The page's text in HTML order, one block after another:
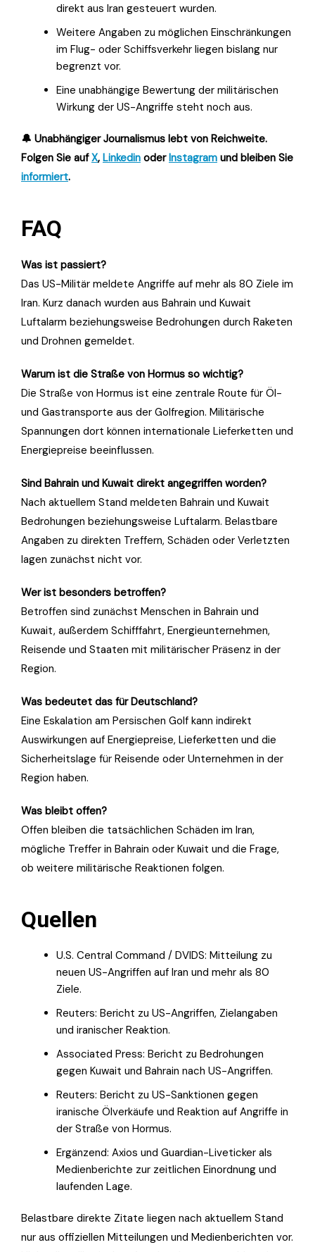
direkt aus Iran gesteuert wurden.
Weitere Angaben zu möglichen Einschränkungen
im Flug- oder Schiffsverkehr liegen bislang nur
begrenzt vor.
Eine unabhängige Bewertung der militärischen
Wirkung der US-Angriffe steht noch aus.
🔔 Unabhängiger Journalismus lebt von Reichweite.
Folgen Sie aufX, Linkedin oderInstagram und bleiben Sie
informiert.
FAQ
Was ist passiert?
Das US-Militär meldete Angriffe auf mehr als 80 Ziele im
Iran. Kurz danach wurden aus Bahrain und Kuwait
Luftalarm beziehungsweise Bedrohungen durch Raketen
und Drohnen gemeldet.
Warum ist die Straße von Hormus so wichtig?
Die Straße von Hormus ist eine zentrale Route für Öl-
und Gastransporte aus der Golfregion. Militärische
Spannungen dort können internationale Lieferketten und
Energiepreise beeinflussen.
Sind Bahrain und Kuwait direkt angegriffen worden?
Nach aktuellem Stand meldeten Bahrain und Kuwait
Bedrohungen beziehungsweise Luftalarm. Belastbare
Angaben zu direkten Treffern, Schäden oder Verletzten
lagen zunächst nicht vor.
Wer ist besonders betroffen?
Betroffen sind zunächst Menschen in Bahrain und
Kuwait, außerdem Schifffahrt, Energieunternehmen,
Reisende und Staaten mit militärischer Präsenz in der
Region.
Was bedeutet das für Deutschland?
Eine Eskalation am Persischen Golf kann indirekt
Auswirkungen auf Energiepreise, Lieferketten und die
Sicherheitslage für Reisende oder Unternehmen in der
Region haben.
Was bleibt offen?
Offen bleiben die tatsächlichen Schäden im Iran,
mögliche Treffer in Bahrain oder Kuwait und die Frage,
ob weitere militärische Reaktionen folgen.
Quellen
U.S. Central Command / DVIDS: Mitteilung zu
neuen US-Angriffen auf Iran und mehr als 80
Ziele.
Reuters: Bericht zu US-Angriffen, Zielangaben
und iranischer Reaktion.
Associated Press: Bericht zu Bedrohungen
gegen Kuwait und Bahrain nach US-Angriffen.
Reuters: Bericht zu US-Sanktionen gegen
iranische Ölverkäufe und Reaktion auf Angriffe in
der Straße von Hormus.
Ergänzend: Axios und Guardian-Liveticker als
Medienberichte zur zeitlichen Einordnung und
laufenden Lage.
Belastbare direkte Zitate liegen nach aktuellem Stand
nur aus offiziellen Mitteilungen und Medienberichten vor.